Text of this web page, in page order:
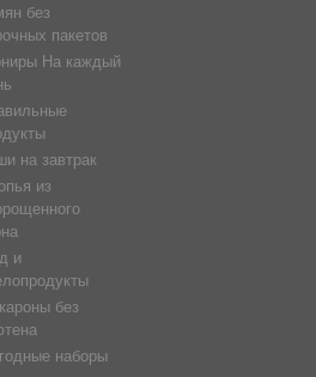
без
пакетов
На каждый
на завтрак
из
и
без
наборы